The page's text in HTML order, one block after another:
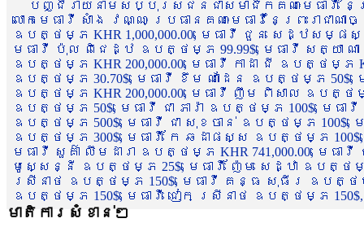
បញ្ជីរាយនាមសប្បុរសជនជាសមាជិកគណៈមេធាវី
លោកមេធាវី សាំង វណ្ណៈ ប្រធានគណៈមេធាវីនៃព្រះរា
ឧបត្ថម្ភ KHR 1,000,000.00, មេធាវី ជួន សេដ្ឋស
មេធាវី ប៉ុល ពិជេដ្ឋ ឧបត្ថម្ភ 99.99$, មេធាវី សត្យា ណ
ឧបត្ថម្ភ KHR 200,000.00, មេធាវី កាដា ជី ឧបត្ថម្ភ
ឧបត្ថម្ភ 30.70$, មេធាវី ខឹម ណាដែន ឧបត្ថម្ភ 50$,
ឧបត្ថម្ភ KHR 200,000.00, មេធាវី ញឹម ពិសាល ឧបត្ថ
ឧបត្ថម្ភ 50$, មេធាវី ជា ភារ៉ា ឧបត្ថម្ភ 100$, មេ
ឧបត្ថម្ភ 500$, មេធាវី ជា សុខចាន់ ឧបត្ថម្ភ
ឧបត្ថម្ភ 300$, មេធាវី កែ ឆដាផស្ស ឧបត្ថម្ភ
មេធាវី សួគ៌ា លឹមដារា ឧបត្ថម្ភ KHR 741,000.00, មេ
មូសេ្សន្នី ឧបត្ថម្ភ 25$, មេធាវី ញ៉ែម សេដ្ឋា ឧបត្ថ
ស្រីនាថ ឧបត្ថម្ភ 150$, មេធាវី គន្ធ សុធីរ ឧបត្ថម្ភ
ឧបត្ថម្ភ 150$, មេធាវី ជៀក ស្រីនាថ ឧបត្ថម្ភ 150$,
មាតិការសំខាន់ៗ